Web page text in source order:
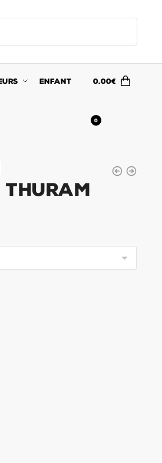
ENFANT 0.00€
0
Thuram